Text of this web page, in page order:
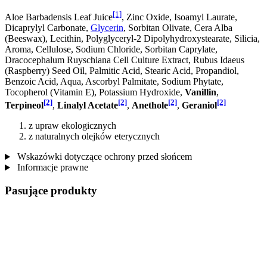
Aloe Barbadensis Leaf Juice[1], Zinc Oxide, Isoamyl Laurate,
Dicaprylyl Carbonate, Glycerin, Sorbitan Olivate, Cera Alba
(Beeswax), Lecithin, Polyglyceryl-2 Dipolyhydroxystearate, Silicia,
Aroma, Cellulose, Sodium Chloride, Sorbitan Caprylate,
Dracocephalum Ruyschiana Cell Culture Extract, Rubus Idaeus
(Raspberry) Seed Oil, Palmitic Acid, Stearic Acid, Propandiol,
Benzoic Acid, Aqua, Ascorbyl Palmitate, Sodium Phytate,
Tocopherol (Vitamin E), Potassium Hydroxide, Vanillin,
Terpineol[2], Linalyl Acetate[2], Anethole[2], Geraniol[2]
z upraw ekologicznych
z naturalnych olejków eterycznych
Wskazówki dotyczące ochrony przed słońcem
Informacje prawne
Pasujące produkty